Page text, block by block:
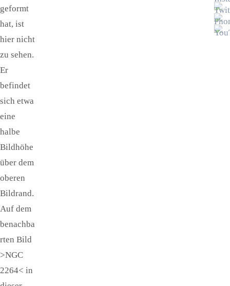
geformt
hat, ist
hier nicht
zu sehen.
Er
befindet
sich etwa
eine
halbe
Bildhöhe
über dem
oberen
Bildrand.
Auf dem
benachba
rten Bild
>NGC
2264< in